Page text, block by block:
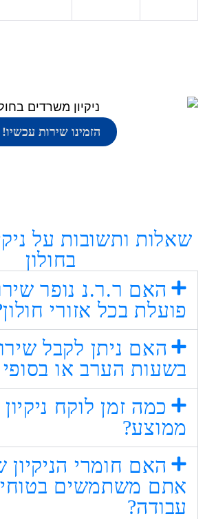
הזמינו שירות עכשיו!
שאלות ותשובות על
בחולון
האם ר.ר.נ נופר
פועלת בכל אזורי
האם ניתן לקבל
בשעות הערב או
כמה זמן לוקח
ממוצע?
האם חומרי
אתם משתמשים
עבודה?